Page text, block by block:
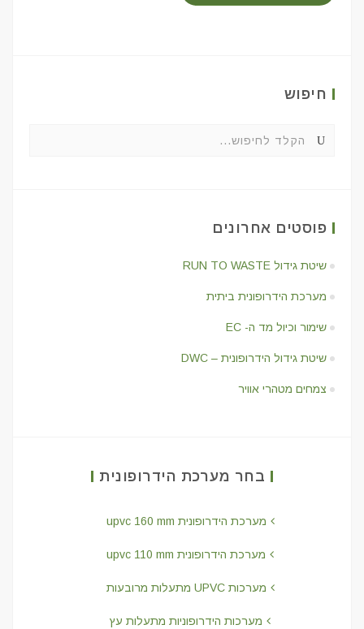
חיפוש
פוסטים אחרונים
שיטת גידול RUN TO WASTE
מערכת הידרופונית ביתית
שימור וכיול מד ה- EC
שיטת גידול הידרופונית – DWC
צמחים מטהרי אוויר
בחר מערכת הידרופונית
מערכת הידרופונית upvc 160 mm
מערכת הידרופונית upvc 110 mm
מערכות UPVC מתעלות מרובעות
מערכות הידרופוניות מתעלות עץ